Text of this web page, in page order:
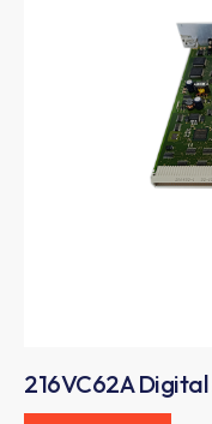
216VC62A